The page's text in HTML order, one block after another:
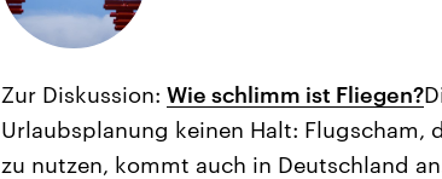
Zur Diskussion: Wie schlimm ist Fliegen?
Urlaubsplanung keinen Halt:
zu nutzen, kommt auch in Deutschland